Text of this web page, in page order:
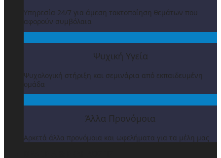
Υπηρεσία 24/7 για άμεση τακτοποίηση θεμάτων που
αφορούν συμβόλαια
Ψυχική Υγεία
Ψυχολογική στήριξη και σεμινάρια από εκπαιδευμένη
ομάδα
Άλλα Προνόμοια
Αρκετά άλλα προνόμοια και ωφελήματα για τα μέλη μας